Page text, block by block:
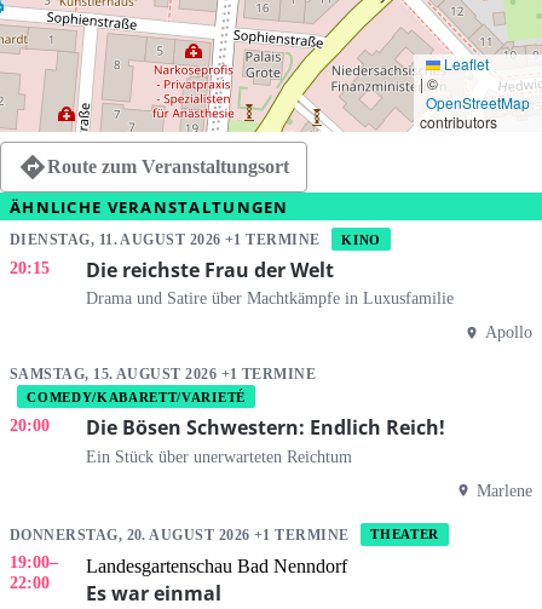
Leaflet
| ©
OpenStreetMap
contributors
Route zum Veranstaltungsort
ÄHNLICHE VERANSTALTUNGEN
DIENSTAG, 11. AUGUST 2026 +1 TERMINE KINO
20:15 Die reichste Frau der Welt
Drama und Satire über Machtkämpfe in Luxusfamilie
Apollo
SAMSTAG, 15. AUGUST 2026 +1 TERMINE
COMEDY/KABARETT/VARIETÉ
20:00 Die Bösen Schwestern: Endlich Reich!
Ein Stück über unerwarteten Reichtum
Marlene
DONNERSTAG, 20. AUGUST 2026 +1 TERMINE THEATER
19:00–
22:00
Landesgartenschau Bad Nenndorf
Es war einmal